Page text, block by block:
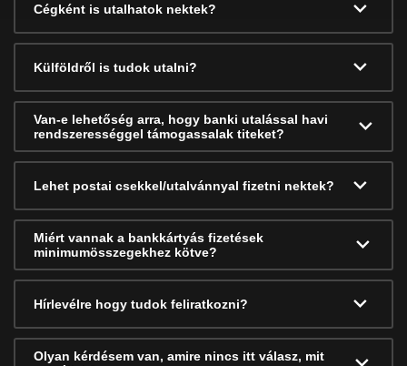
Cégként is utalhatok nektek?
Külföldről is tudok utalni?
Van-e lehetőség arra, hogy banki utalással havi
rendszerességgel támogassalak titeket?
Lehet postai csekkel/utalvánnyal fizetni nektek?
Miért vannak a bankkártyás fizetések
minimumösszegekhez kötve?
Hírlevélre hogy tudok feliratkozni?
Olyan kérdésem van, amire nincs itt válasz, mit